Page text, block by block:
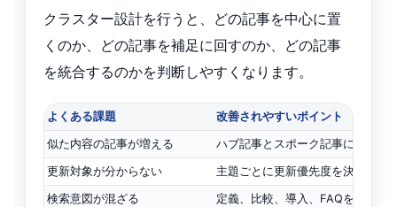
クラスター設計を行うと、どの記事を中心に置
くのか、どの記事を補足に回すのか、どの記事
を統合するのかを判断しやすくなります。
よくある課題 改善されやすいポイント
似た内容の記事が増える ハブ記事とスポーク記事に役割を
更新対象が分からない 主題ごとに更新優先度を決めやす
検索意図が混ざる 定義、比較、導入、FAQを分けら